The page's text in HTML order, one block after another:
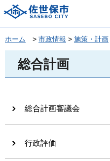
佐世保市
ホーム > 市政情報 > 施策・計画
総合計画
総合計画審議会
行政評価